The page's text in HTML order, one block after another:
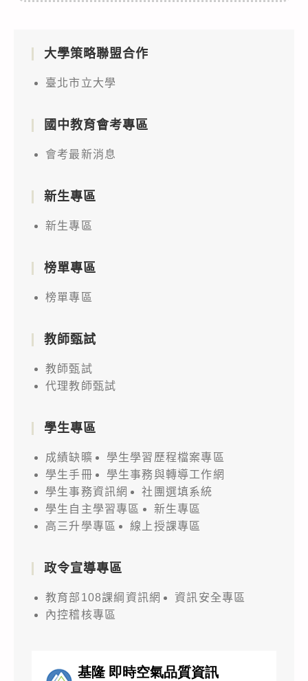
大學策略聯盟合作
臺北市立大學
國中教育會考專區
會考最新消息
新生專區
新生專區
榜單專區
榜單專區
教師甄試
教師甄試
代理教師甄試
學生專區
成績缺曠
學生學習歷程檔案專區
學生手冊
學生事務與轉導工作網
學生事務資訊網
社團選填系統
學生自主學習專區
新生專區
高三升學專區
線上授課專區
政令宣導專區
教育部108課綱資訊網
資訊安全專區
內控稽核專區